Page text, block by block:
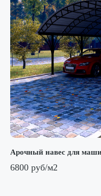
Арочный навес для
6800 руб/м2